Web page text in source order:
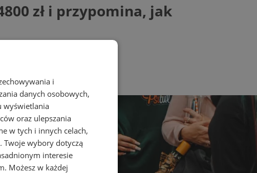
zł i przypomina, jak
i
danych osobowych,
wyświetlania
oraz ulepszania
w tych i innych celach,
Twoje wybory dotyczą
interesie
. Możesz w każdej